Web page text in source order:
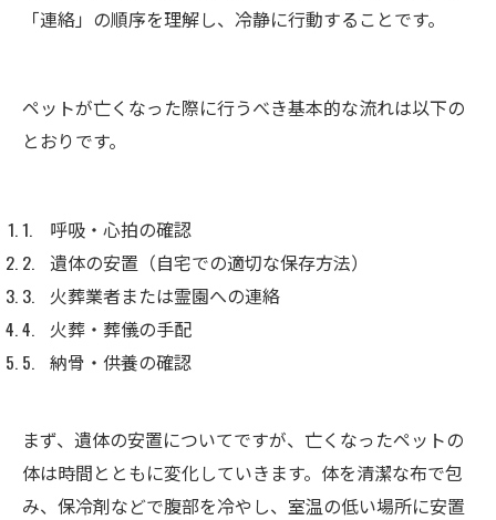
「連絡」の順序を理解し、冷静に行動することです。
ペットが亡くなった際に行うべき基本的な流れは以下の
とおりです。
呼吸・心拍の確認
遺体の安置（自宅での適切な保存方法）
火葬業者または霊園への連絡
火葬・葬儀の手配
納骨・供養の確認
まず、遺体の安置についてですが、亡くなったペットの
体は時間とともに変化していきます。体を清潔な布で包
み、保冷剤などで腹部を冷やし、室温の低い場所に安置